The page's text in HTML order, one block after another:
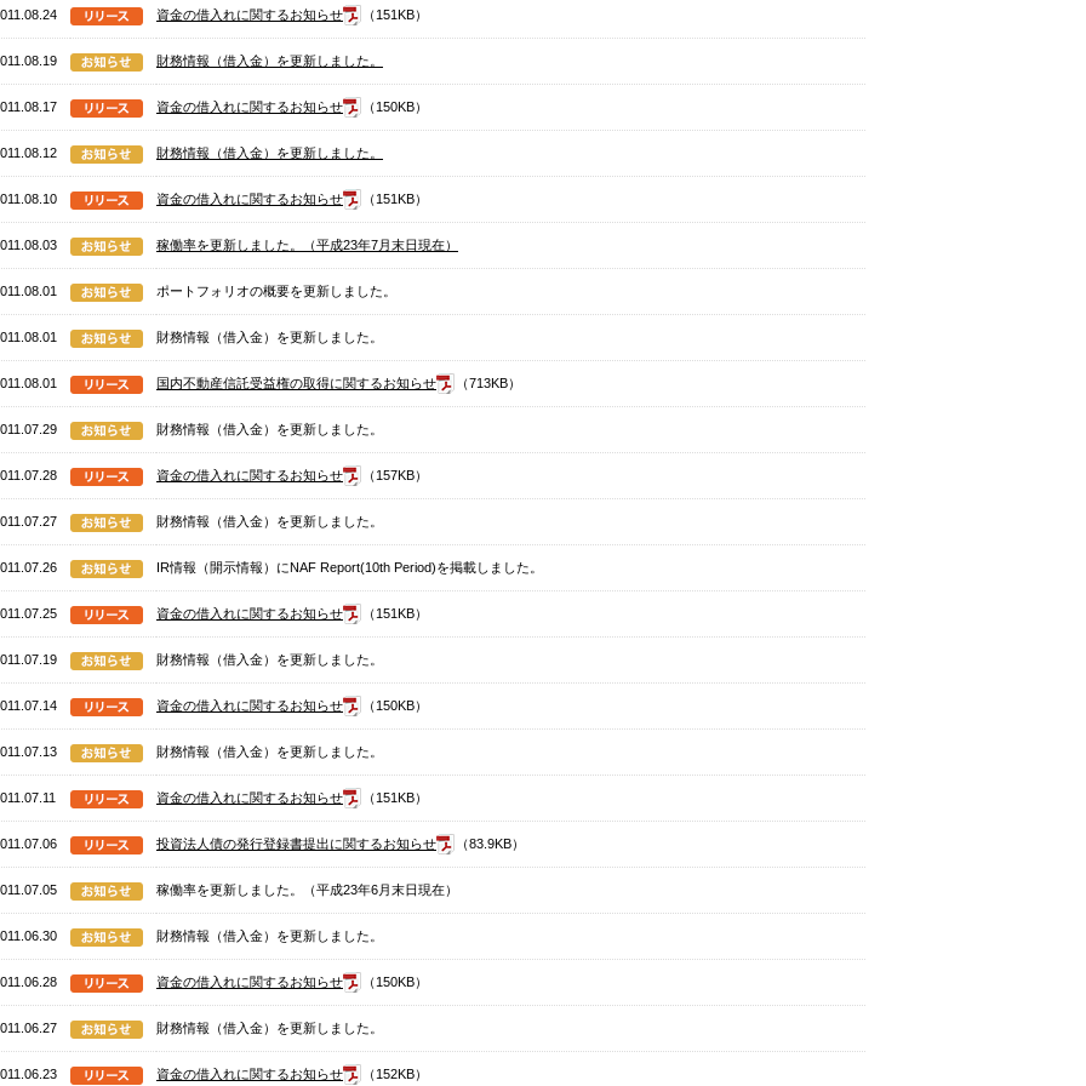
資金の借入れに関するお知らせ （151KB）
財務情報（借入金）を更新しました。
資金の借入れに関するお知らせ （150KB）
財務情報（借入金）を更新しました。
資金の借入れに関するお知らせ （151KB）
稼働率を更新しました。（平成23年7月末日現在）
ポートフォリオの概要を更新しました。
財務情報（借入金）を更新しました。
国内不動産信託受益権の取得に関するお知らせ （713KB）
財務情報（借入金）を更新しました。
資金の借入れに関するお知らせ （157KB）
財務情報（借入金）を更新しました。
IR情報（開示情報）にNAF Report(10th Period)を掲載しました。
資金の借入れに関するお知らせ （151KB）
財務情報（借入金）を更新しました。
資金の借入れに関するお知らせ （150KB）
財務情報（借入金）を更新しました。
資金の借入れに関するお知らせ （151KB）
投資法人債の発行登録書提出に関するお知らせ （83.9KB）
稼働率を更新しました。（平成23年6月末日現在）
財務情報（借入金）を更新しました。
資金の借入れに関するお知らせ （150KB）
財務情報（借入金）を更新しました。
資金の借入れに関するお知らせ （152KB）